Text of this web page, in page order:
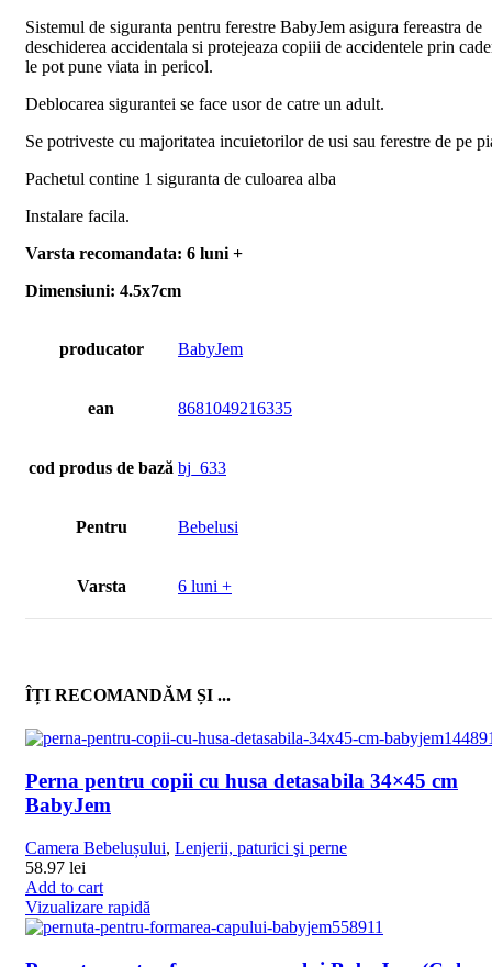
Sistemul de siguranta pentru ferestre BabyJem asigura fereastra de
deschiderea accidentala si protejeaza copiii de accidentele prin
le pot pune viata in pericol.
Deblocarea sigurantei se face usor de catre un adult.
Se potriveste cu majoritatea incuietorilor de usi sau ferestre de pe
Pachetul contine 1 siguranta de culoarea alba
Instalare facila.
Varsta recomandata: 6 luni +
Dimensiuni: 4.5x7cm
producator BabyJem
ean 8681049216335
cod produs de bază bj_633
Pentru Bebelusi
Varsta 6 luni +
ÎȚI RECOMANDĂM ȘI ...
Perna pentru copii cu husa detasabila 34×45 cm
BabyJem
Camera Bebelușului, Lenjerii, paturici şi perne
58.97 lei
Add to cart
Vizualizare rapidă